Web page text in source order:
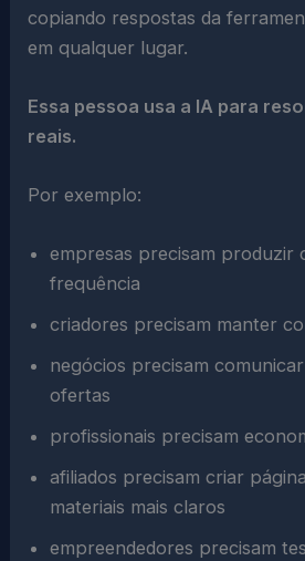
copiando respostas da
em qualquer lugar.
Essa pessoa usa a IA para
reais.
Por exemplo:
empresas precisam produzir
frequência
criadores precisam manter
negócios precisam
ofertas
profissionais precisam
afiliados precisam criar
materiais mais claros
empreendedores precisam